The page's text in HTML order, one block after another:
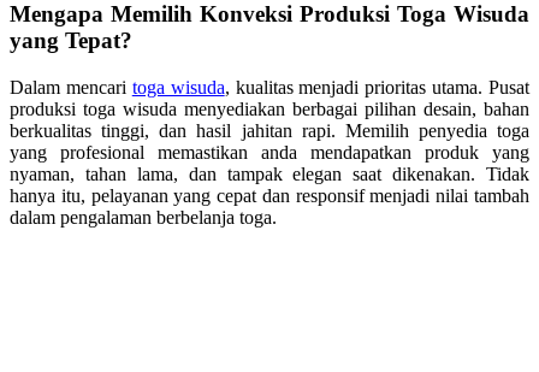
Mengapa Memilih Konveksi Produksi Toga Wisuda
yang Tepat?
Dalam mencari toga wisuda, kualitas menjadi prioritas utama. Pusat
produksi toga wisuda menyediakan berbagai pilihan desain, bahan
berkualitas tinggi, dan hasil jahitan rapi. Memilih penyedia toga
yang profesional memastikan anda mendapatkan produk yang
nyaman, tahan lama, dan tampak elegan saat dikenakan. Tidak
hanya itu, pelayanan yang cepat dan responsif menjadi nilai tambah
dalam pengalaman berbelanja toga.